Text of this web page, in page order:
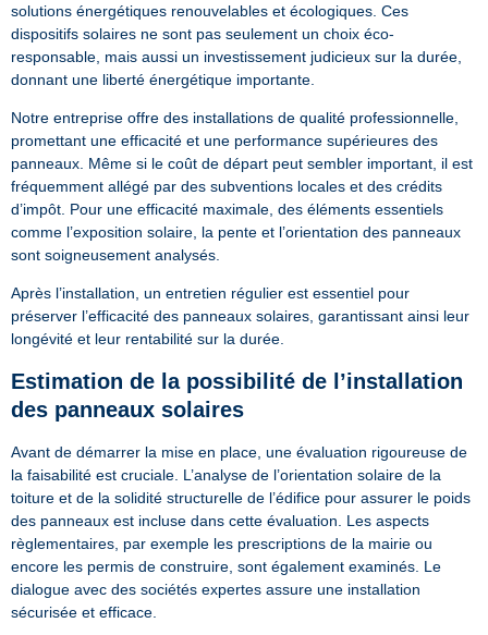
solutions énergétiques renouvelables et écologiques. Ces
dispositifs solaires ne sont pas seulement un choix éco-
responsable, mais aussi un investissement judicieux sur la durée,
donnant une liberté énergétique importante.
Notre entreprise offre des installations de qualité professionnelle,
promettant une efficacité et une performance supérieures des
panneaux. Même si le coût de départ peut sembler important, il est
fréquemment allégé par des subventions locales et des crédits
d’impôt. Pour une efficacité maximale, des éléments essentiels
comme l’exposition solaire, la pente et l’orientation des panneaux
sont soigneusement analysés.
Après l’installation, un entretien régulier est essentiel pour
préserver l’efficacité des panneaux solaires, garantissant ainsi leur
longévité et leur rentabilité sur la durée.
Estimation de la possibilité de l’installation
des panneaux solaires
Avant de démarrer la mise en place, une évaluation rigoureuse de
la faisabilité est cruciale. L’analyse de l’orientation solaire de la
toiture et de la solidité structurelle de l’édifice pour assurer le poids
des panneaux est incluse dans cette évaluation. Les aspects
règlementaires, par exemple les prescriptions de la mairie ou
encore les permis de construire, sont également examinés. Le
dialogue avec des sociétés expertes assure une installation
sécurisée et efficace.